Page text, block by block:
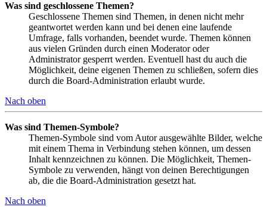
Was sind geschlossene Themen?
Geschlossene Themen sind Themen, in denen nicht mehr
geantwortet werden kann und bei denen eine laufende
Umfrage, falls vorhanden, beendet wurde. Themen können
aus vielen Gründen durch einen Moderator oder
Administrator gesperrt werden. Eventuell hast du auch die
Möglichkeit, deine eigenen Themen zu schließen, sofern dies
durch die Board-Administration erlaubt wurde.
Nach oben
Was sind Themen-Symbole?
Themen-Symbole sind vom Autor ausgewählte Bilder, welche
mit einem Thema in Verbindung stehen können, um dessen
Inhalt kennzeichnen zu können. Die Möglichkeit, Themen-
Symbole zu verwenden, hängt von deinen Berechtigungen
ab, die die Board-Administration gesetzt hat.
Nach oben